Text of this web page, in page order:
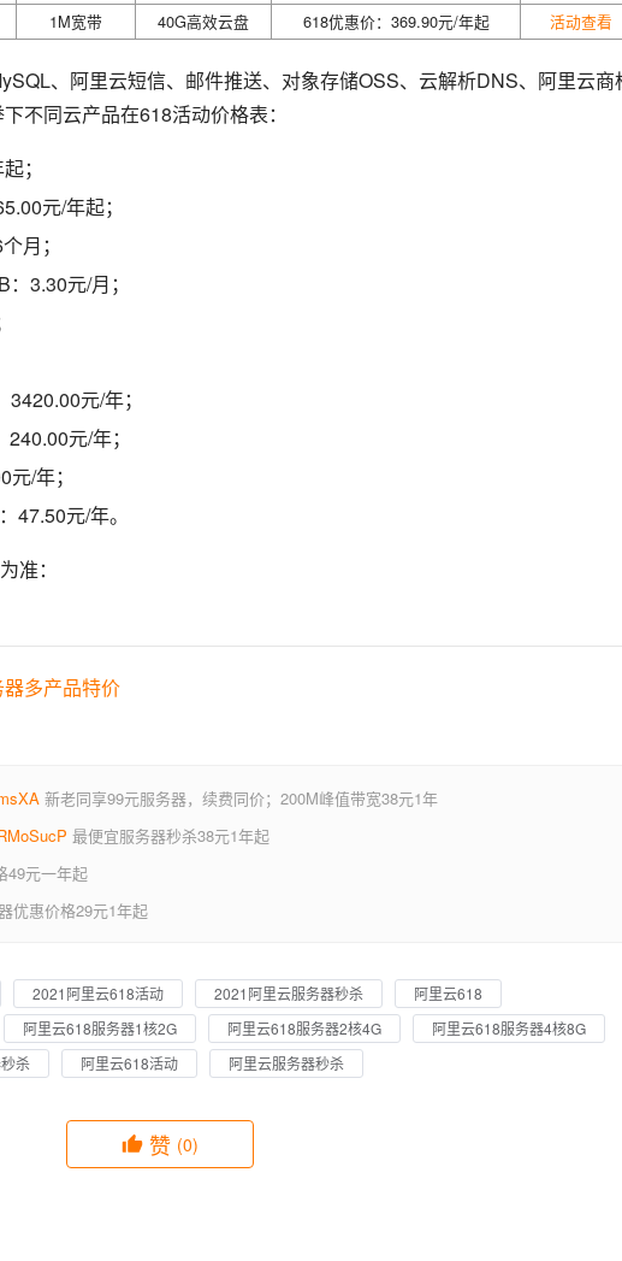
1M宽带 40G高效云盘 618优惠价：369.90元/年起 活动查看
、阿里云短信、邮件推送、对象存储OSS、云解析DNS、阿里云商
不同云产品在618活动价格表：
；
元/年起；
月；
3.30元/月；
元/年；
元/年；
/年；
47.50元/年。
准：
多产品特价
新老同享99元服务器，续费同价；200M峰值带宽38元1年
最便宜服务器秒杀38元1年起
49元一年起
优惠价格29元1年起
2021阿里云618活动 2021阿里云服务器秒杀
阿里云618
阿里云618服务器1核2G 阿里云618服务器2核4G
阿里云618服务器4核8G
杀 阿里云618活动 阿里云服务器秒杀
赞 (0)